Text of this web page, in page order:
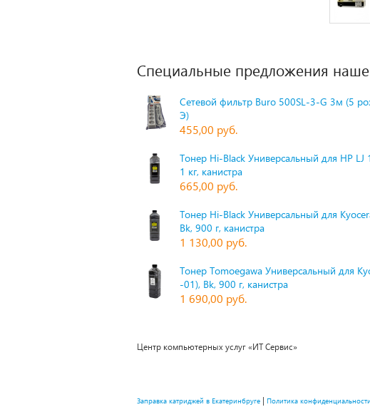
Специальные предложения
Сетевой фильтр Buro 500SL-3-G 3м (5
Э)
455,00 руб.
Тонер Hi-Black Универсальный для HP LJ
1 кг, канистра
665,00 руб.
Тонер Hi-Black Универсальный для
Bk, 900 г, канистра
1 130,00 руб.
Тонер Tomoegawa Универсальный для
-01), Bk, 900 г, канистра
1 690,00 руб.
Центр компьютерных услуг «ИТ Сервис»
Заправка катриджей в Екатеринбруге | Политика конфиденциальности